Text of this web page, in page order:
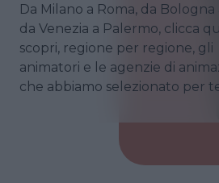
Da Milano a Roma, da Bologna
da Venezia a Palermo, clicca
scopri, regione per regione, gli
animatori e le agenzie di
che abbiamo selezionato per